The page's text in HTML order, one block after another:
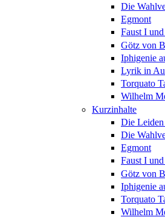
Die
Egmont
Faust I
Götz von
Iphigenie
Lyrik in
Torquato
Wilhelm
Kurzinhalte
Die Leiden
Die
Egmont
Faust I
Götz von
Iphigenie
Torquato
Wilhelm